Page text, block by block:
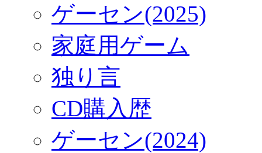
ゲーセン(2025)
家庭用ゲーム
独り言
CD購入歴
ゲーセン(2024)